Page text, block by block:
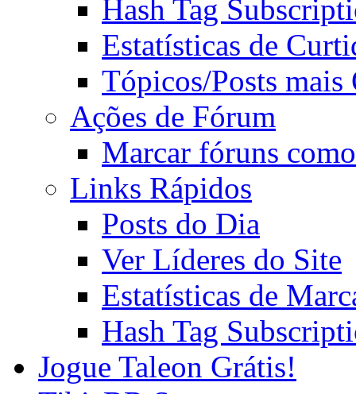
Hash Tag
Estatísticas de
Tópicos/Posts mais
Ações de Fórum
Marcar fóruns
Links Rápidos
Posts do Dia
Ver Líderes do Site
Estatísticas de
Hash Tag
Jogue Taleon Grátis!